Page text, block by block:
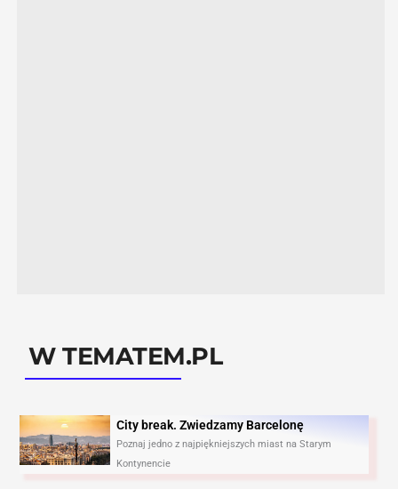
W TEMATEM.PL
City break. Zwiedzamy Barcelonę​
Poznaj jedno z najpiękniejszych miast na Starym
Kontynencie